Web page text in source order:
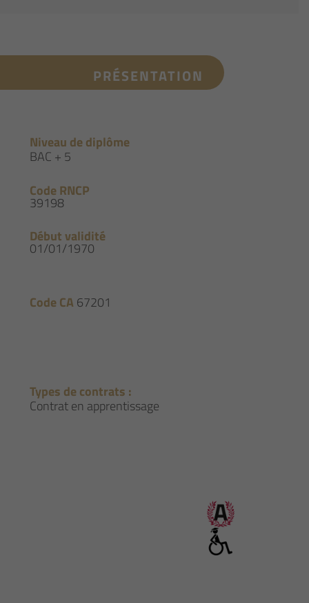
PRÉSENTATION
Niveau de diplôme
BAC + 5
Code RNCP
39198
Début validité
01/01/1970
Code CA 67201
Types de contrats :
Contrat en apprentissage